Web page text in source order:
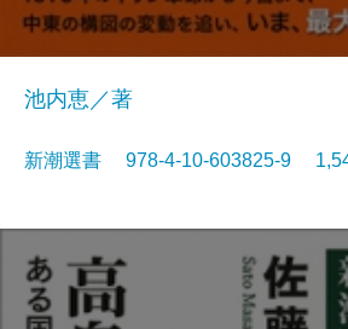
池内恵／著
新潮選書 978-4-10-603825-9